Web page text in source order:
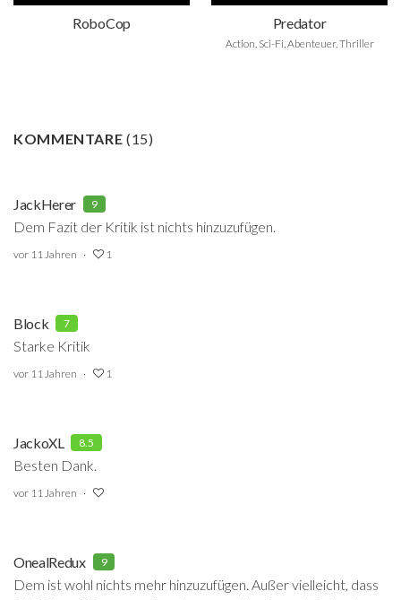
RoboCop Predator
Action, Sci-Fi, Abenteuer, Thriller
KOMMENTARE(15)
JackHerer 9
Dem Fazit der Kritik ist nichts hinzuzufügen.
vor 11 Jahren 1
Block 7
Starke Kritik
vor 11 Jahren 1
JackoXL 8.5
Besten Dank.
vor 11 Jahren
OnealRedux 9
Dem ist wohl nichts mehr hinzuzufügen. Außer vielleicht, dass